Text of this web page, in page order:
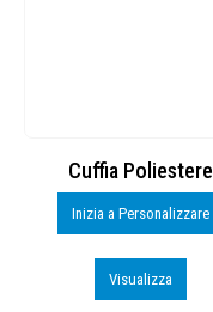
Cuffia Poliestere
Inizia a Personalizzare
Visualizza